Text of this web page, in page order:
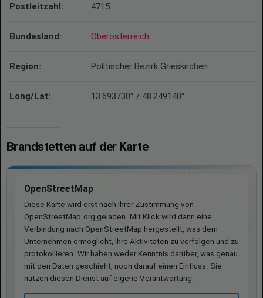
Postleitzahl: 4715
Bundesland: Oberösterreich
Region: Politischer Bezirk Grieskirchen
Long/Lat: 13.693730° / 48.249140°
Brandstetten auf der Karte
OpenStreetMap
Diese Karte wird erst nach Ihrer Zustimmung von
OpenStreetMap.org geladen. Mit Klick wird dann eine
Verbindung nach OpenStreetMap hergestellt, was dem
Unternehmen ermöglicht, Ihre Aktivitäten zu verfolgen und zu
protokollieren. Wir haben weder Kenntnis darüber, was genau
mit den Daten geschieht, noch darauf einen Einfluss. Sie
nutzen diesen Dienst auf eigene Verantwortung.